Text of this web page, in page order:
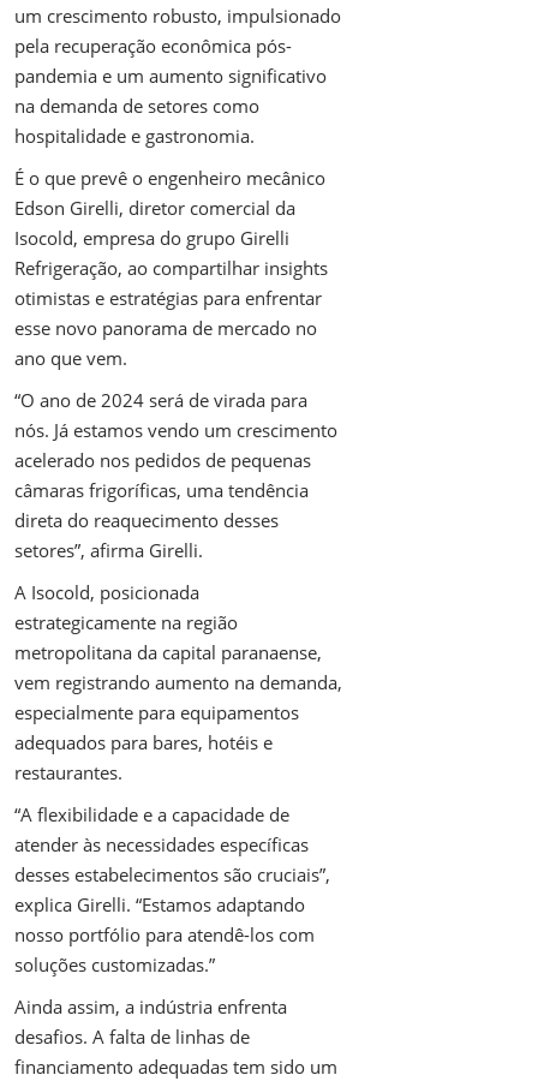
um crescimento robusto, impulsionado
pela recuperação econômica pós-
pandemia e um aumento significativo
na demanda de setores como
hospitalidade e gastronomia.
É o que prevê o engenheiro mecânico
Edson Girelli, diretor comercial da
Isocold, empresa do grupo Girelli
Refrigeração, ao compartilhar insights
otimistas e estratégias para enfrentar
esse novo panorama de mercado no
ano que vem.
“O ano de 2024 será de virada para
nós. Já estamos vendo um crescimento
acelerado nos pedidos de pequenas
câmaras frigoríficas, uma tendência
direta do reaquecimento desses
setores”, afirma Girelli.
A Isocold, posicionada
estrategicamente na região
metropolitana da capital paranaense,
vem registrando aumento na demanda,
especialmente para equipamentos
adequados para bares, hotéis e
restaurantes.
“A flexibilidade e a capacidade de
atender às necessidades específicas
desses estabelecimentos são cruciais”,
explica Girelli. “Estamos adaptando
nosso portfólio para atendê-los com
soluções customizadas.”
Ainda assim, a indústria enfrenta
desafios. A falta de linhas de
financiamento adequadas tem sido um